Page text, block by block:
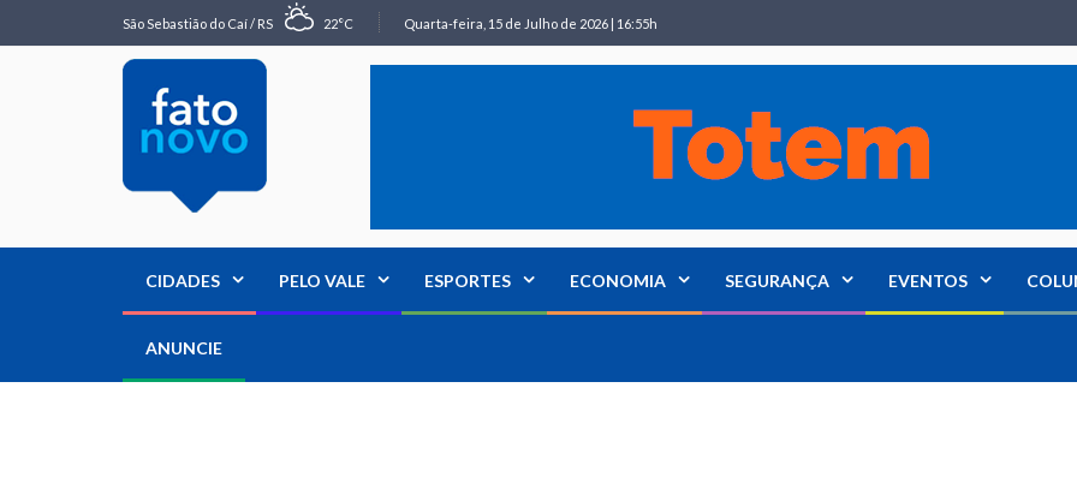
São Sebastião do Caí / RS 22°C Quarta-feira, 15 de Julho de 2026 | 16:55h
CIDADES PELO VALE ESPORTES ECONOMIA SEGURANÇA EVENTOS
ANUNCIE